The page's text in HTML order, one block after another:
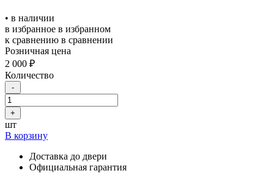
• в наличии
в избранное в избранном
к сравнению в сравнении
Розничная цена
2 000 ₽
Количество
-
+
шт
В корзину
Доставка до двери
Официальная гарантия